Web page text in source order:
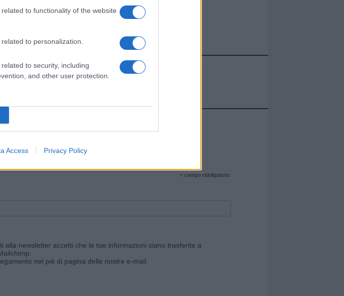
to functionality of the website
to personalization.
to security, including
and other user protection.
Access Privacy Policy
|Pubblicità|Segnala
contenenti le ultime notizie pubblicate sul sito web!
* campo obbligatorio
newsletter accetti che le tue informazioni siano trasferite a
nel piè di pagina delle nostre e-mail.